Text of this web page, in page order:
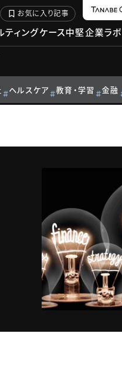
お気に入り記事
ティングケース中堅企業ラボ
ヘルスケア 教育・学習 金融